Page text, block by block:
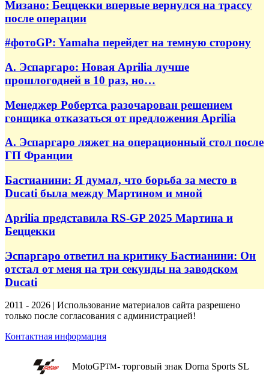
Мизано: Беццекки впервые вернулся на трассу
после операции
#фотоGP: Yamaha перейдет на темную сторону
А. Эспаргаро: Новая Aprilia лучше
прошлогодней в 10 раз, но…
Менеджер Робертса разочарован решением
гонщика отказаться от предложения Aprilia
А. Эспаргаро ляжет на операционный стол после
ГП Франции
Бастианини: Я думал, что борьба за место в
Ducati была между Мартином и мной
Aprilia представила RS-GP 2025 Мартина и
Беццекки
Эспаргаро ответил на критику Бастианини: Он
отстал от меня на три секунды на заводском
Ducati
2011 - 2026 | Использование материалов сайта разрешено
только после согласования с администрацией!
Контактная информация
MotoGPTM- торговый знак Dorna Sports SL